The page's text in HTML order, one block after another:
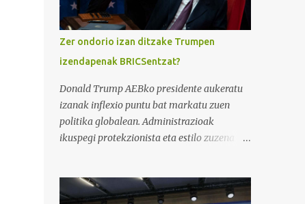
honen garrantzia eta helburu estrategikoak
argitzen ditu. BRICSen funtsezko helburuen
artean dago bere kideen arteko lankidetza
ekonomiko eta politikoa sendotzea eta, aldi
berean, Mendebaldeko potentzia
ekonomiko nagusiek kontrolatzen duten
egungo mundu ordenari alternatiba bat
eskaintzea. BRICS taldearen historia
ekonomialariak, aurkeztu zuenean. O’Neill-
en arabera, Brasil, Errusia, India eta Txina
Zer ondorio izan ditzake Trumpen
izendapenak BRICSentzat?
Donald Trump AEBko presidente aukeratu
izanak inflexio puntu bat markatu zuen
politika globalean. Administrazioak
ikuspegi protekzionista eta estilo zuzena
nazioartean. BRICSentzat (Brasil, Errusia,